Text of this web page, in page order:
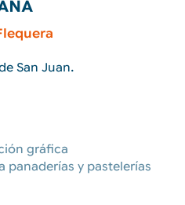
San Juan.
gráfica
panaderías y pastelerías